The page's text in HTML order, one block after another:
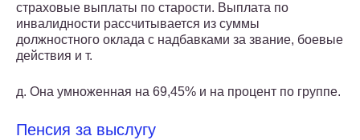
страховые выплаты по старости. Выплата по
инвалидности рассчитывается из суммы
должностного оклада с надбавками за звание, боевые
действия и т.
д. Она умноженная на 69,45% и на процент по группе.
Пенсия за выслугу